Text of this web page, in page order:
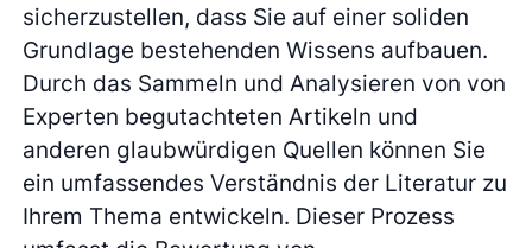
sicherzustellen, dass Sie auf einer soliden
Grundlage bestehenden Wissens aufbauen.
Durch das Sammeln und Analysieren von von
Experten begutachteten Artikeln und
anderen glaubwürdigen Quellen können Sie
ein umfassendes Verständnis der Literatur zu
Ihrem Thema entwickeln. Dieser Prozess